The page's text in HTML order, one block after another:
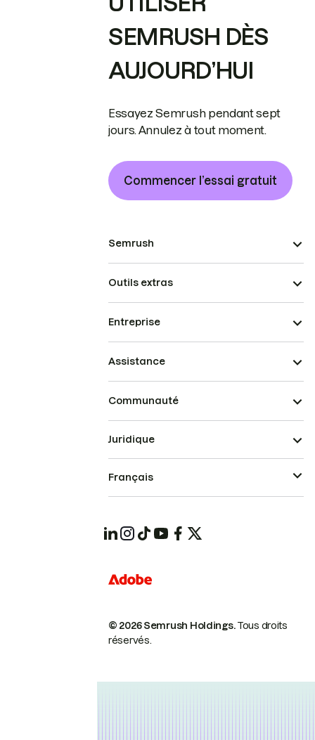
SEMRUSH DÈS
AUJOURD’HUI
Essayez Semrush pendant sept
jours. Annulez à tout moment.
Commencer l’essai gratuit
Semrush
Outils extras
Entreprise
Assistance
Communauté
© 2026 Semrush Holdings.Tous droits
réservés.
Juridique
Français